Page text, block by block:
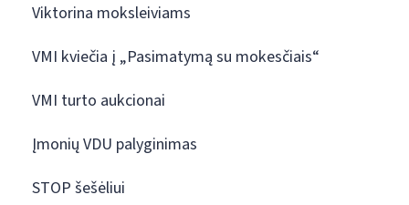
Viktorina moksleiviams
VMI kviečia į „Pasimatymą su mokesčiais“
VMI turto aukcionai
Įmonių VDU palyginimas
STOP šešėliui